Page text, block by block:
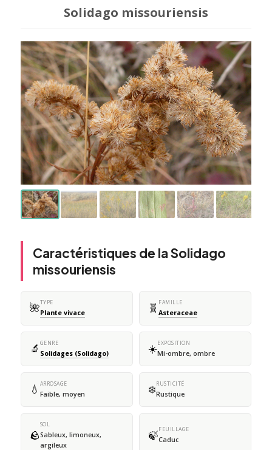
Solidago missouriensis
Caractéristiques de la Solidago
missouriensis
🌺TYPE
Plante vivace 🧬 FAMILLE
Asteraceae
🔬 GENRE
Solidages (Solidago) ☀️EXPOSITION
Mi-ombre, ombre
💧 ARROSAGE
Faible, moyen ❄️RUSTICITÉ
Rustique
🪨
SOL
Sableux, limoneux,
argileux
🍃FEUILLAGE
Caduc